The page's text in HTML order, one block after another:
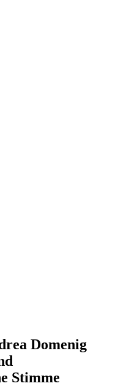
Domenig
Stimme